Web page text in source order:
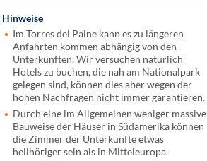
Hinweise
Im Torres del Paine kann es zu längeren
Anfahrten kommen abhängig von den
Unterkünften. Wir versuchen natürlich
Hotels zu buchen, die nah am Nationalpark
gelegen sind, können dies aber wegen der
hohen Nachfragen nicht immer garantieren.
Durch eine im Allgemeinen weniger massive
Bauweise der Häuser in Südamerika können
die Zimmer der Unterkünfte etwas
hellhöriger sein als in Mitteleuropa.